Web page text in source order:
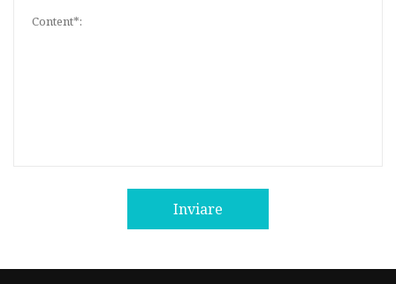
Inviare